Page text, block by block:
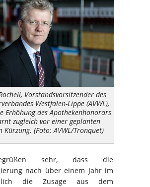
Vorstandsvorsitzender des
Westfalen-Lippe (AVWL),
Erhöhung des Apothekenhonorars
zugleich vor einer geplanten
Kürzung. (Foto: AVWL/Tronquet)
sehr, dass die
nach über einem Jahr im
die Zusage aus dem